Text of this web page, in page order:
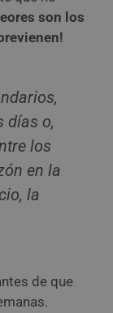
son los
días o,
los
en la
la
de que